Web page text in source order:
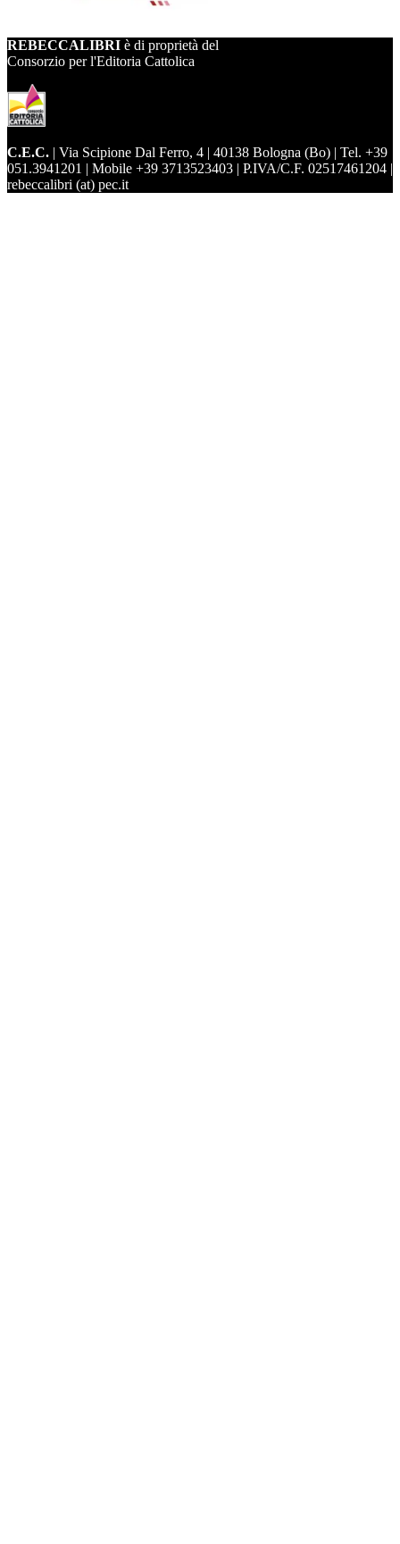
REBECCALIBRI è di proprietà del
Consorzio per l'Editoria Cattolica
C.E.C. | Via Scipione Dal Ferro, 4 | 40138 Bologna (Bo) | Tel. +39
051.3941201 | Mobile +39 3713523403 | P.IVA/C.F. 02517461204 |
rebeccalibri (at) pec.it